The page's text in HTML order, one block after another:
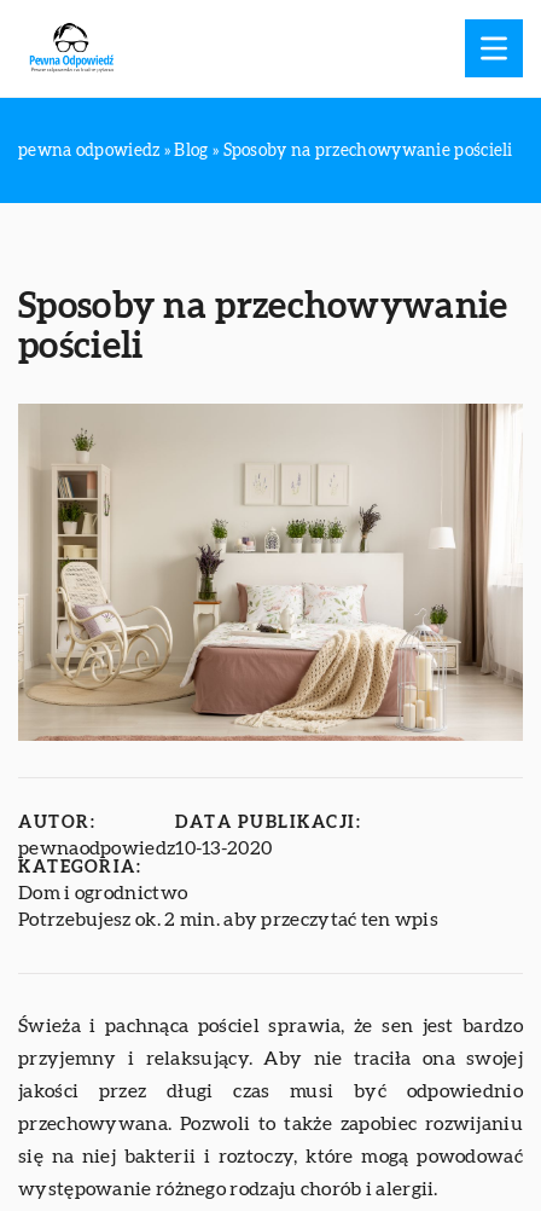
pewna odpowiedz »Blog » Sposoby na przechowywanie pościeli
Sposoby na przechowywanie
pościeli
AUTOR:
pewnaodpowiedz
DATA PUBLIKACJI:
10-13-2020
KATEGORIA:
Dom i ogrodnictwo
Potrzebujesz ok. 2 min. aby przeczytać ten wpis
Świeża i pachnąca pościel sprawia, że sen jest bardzo
przyjemny i relaksujący. Aby nie traciła ona swojej
jakości przez długi czas musi być odpowiednio
przechowywana. Pozwoli to także zapobiec rozwijaniu
się na niej bakterii i roztoczy, które mogą powodować
występowanie różnego rodzaju chorób i alergii.